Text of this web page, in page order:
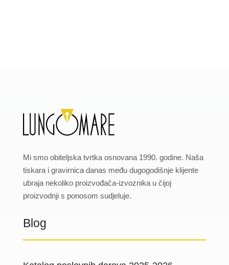
Mi smo obiteljska tvrtka osnovana 1990. godine. Naša
tiskara i gravirnica danas među dugogodišnje klijente
ubraja nekoliko proizvođača-izvoznika u čijoj
proizvodnji s ponosom sudjeluje.
Blog